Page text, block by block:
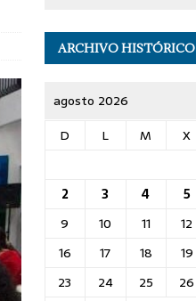
ARCHIVO HISTÓRICO
agosto 2026
D
L M X
2
3 4 5
9
10 11 12
16
17 18 19
23
24 25 26